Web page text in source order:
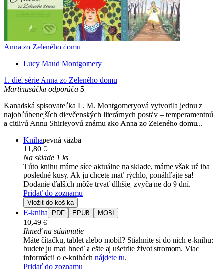
Anna zo Zeleného domu
Lucy Maud Montgomery
1. diel série Anna zo Zeleného domu
Martinusáčka odporúča 5
Kanadská spisovateľka L. M. Montgomeryová vytvorila jednu z
najobľúbenejších dievčenských literárnych postáv – temperamentnú
a citlivú Annu Shirleyovú známu ako Anna zo Zeleného domu...
Knihapevná väzba
11,80 €
Na sklade 1 ks
Túto knihu máme síce aktuálne na sklade, máme však už iba
posledné kusy. Ak ju chcete mať rýchlo, ponáhľajte sa!
Dodanie ďalších môže trvať dlhšie, zvyčajne do 9 dní.
Pridať do zoznamu
Vložiť do košíka
E-kniha PDF EPUB MOBI
10,49 €
Ihneď na stiahnutie
Máte čítačku, tablet alebo mobil? Stiahnite si do nich e-knihu:
budete ju mať hneď a ešte aj ušetríte život stromom. Viac
informácii o e-knihách nájdete tu.
Pridať do zoznamu